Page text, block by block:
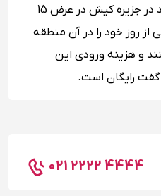
به راحتی با تاکسی های موجود در جزیره کیش در عرض 15
از روز خود را در آن منطقه
و هزینه ورودی این
رایگان است.
021 2222 4444